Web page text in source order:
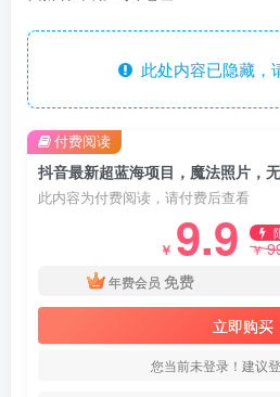
此处内容已隐藏，
此内容为付费阅读，请付费后查看
￥ 9.9 ￥
年费会员 免费
立即购买
您当前未登录！建议
付费阅读